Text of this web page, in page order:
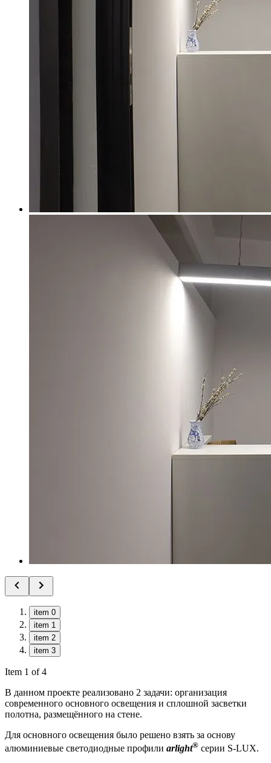
item 0
item 1
item 2
item 3
Item 1 of 4
В данном проекте реализовано 2 задачи: организация
современного основного освещения и сплошной засветки
полотна, размещённого на стене.
Для основного освещения было решено взять за основу
алюминиевые светодиодные профили arlight® серии S-LUX.